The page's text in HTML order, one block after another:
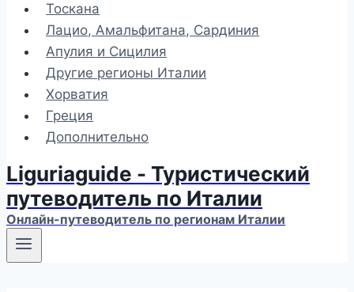
Тоскана
Лацио, Амальфитана, Сардиния
Апулия и Сицилия
Другие регионы Италии
Хорватия
Греция
Дополнительно
Liguriaguide - Туристический
путеводитель по Италии
Онлайн-путеводитель по регионам Италии